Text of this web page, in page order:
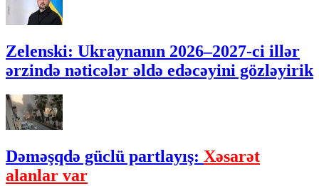
Zelenski: Ukraynanın 2026–2027-ci illər
ərzində nəticələr əldə edəcəyini gözləyirik
Dəməşqdə güclü partlayış: Xəsarət
alanlar var